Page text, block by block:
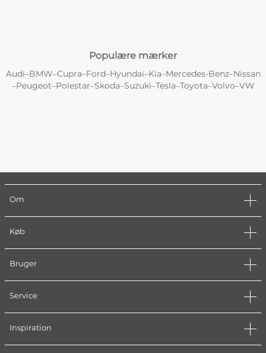
Populære mærker
Audi–BMW–Cupra–Ford–Hyundai–Kia–Mercedes-Benz–Nissan
–Peugeot–Polestar–Skoda–Suzuki–Tesla–Toyota–Volvo–VW
Om
Køb
Bruger
Service
Inspiration